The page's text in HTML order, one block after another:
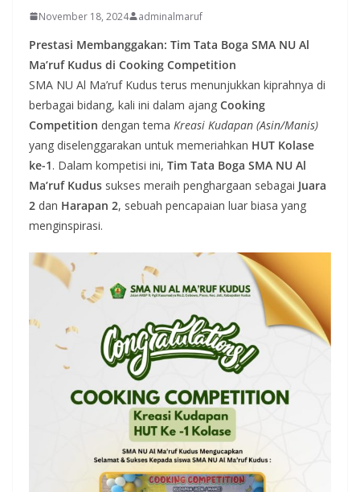
November 18, 2024 adminalmaruf
Prestasi Membanggakan: Tim Tata Boga SMA NU Al
Ma’ruf Kudus di Cooking Competition
SMA NU Al Ma’ruf Kudus terus menunjukkan kiprahnya di
berbagai bidang, kali ini dalam ajang Cooking
Competition dengan tema Kreasi Kudapan (Asin/Manis)
yang diselenggarakan untuk memeriahkan HUT Kolase
ke-1. Dalam kompetisi ini, Tim Tata Boga SMA NU Al
Ma’ruf Kudus sukses meraih penghargaan sebagai Juara
2 dan Harapan 2, sebuah pencapaian luar biasa yang
menginspirasi.